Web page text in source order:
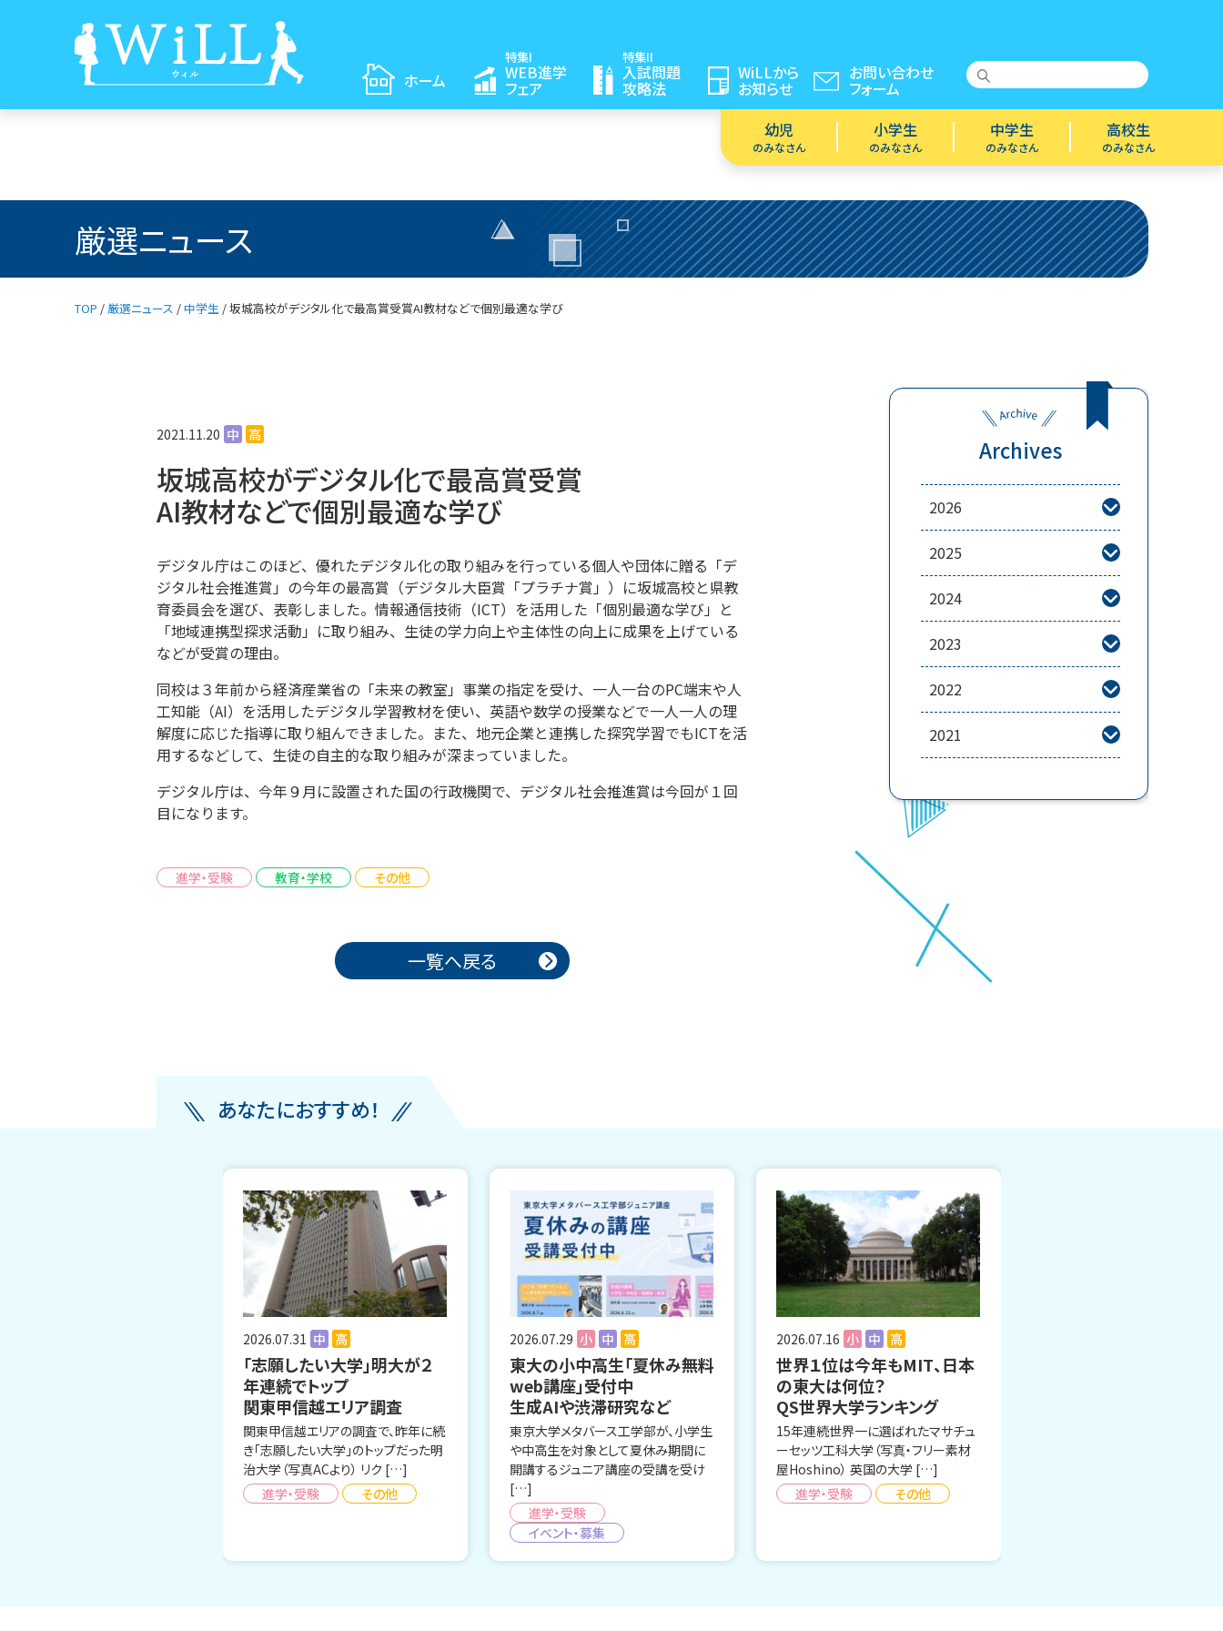
ホーム
幼児
のみなさん
小学生
のみなさん
中学生
のみなさん
高校生
のみなさん
特集I
WEB進学
フェア
特集II
入試問題
攻略法
WiLLから
お知らせ
お問い合わせ
フォーム
厳選ニュース
TOP / 厳選ニュース /中学生 /坂城高校がデジタル化で最高賞受賞AI教材などで個別最適な学び
Archives
2026 
2025 
2024 
2023 
2022 
2021 
2021.11.20 中 高
坂城高校がデジタル化で最高賞受賞
AI教材などで個別最適な学び
デジタル庁はこのほど、優れたデジタル化の取り組みを行っている個人や団体に贈る「デ
ジタル社会推進賞」の今年の最高賞（デジタル大臣賞「プラチナ賞」）に坂城高校と県教
育委員会を選び、表彰しました。情報通信技術（ICT）を活用した「個別最適な学び」と
「地域連携型探求活動」に取り組み、生徒の学力向上や主体性の向上に成果を上げている
などが受賞の理由。
同校は３年前から経済産業省の「未来の教室」事業の指定を受け、一人一台のPC端末や人
工知能（AI）を活用したデジタル学習教材を使い、英語や数学の授業などで一人一人の理
解度に応じた指導に取り組んできました。また、地元企業と連携した探究学習でもICTを活
用するなどして、生徒の自主的な取り組みが深まっていました。
デジタル庁は、今年９月に設置された国の行政機関で、デジタル社会推進賞は今回が１回
目になります。
進学・受験 教育・学校 その他
一覧へ戻る
あなたにおすすめ！
2026.07.31 中 高
「志願したい大学」明大が２
年連続でトップ
関東甲信越エリア調査
関東甲信越エリアの調査で、昨年に続
き「志願したい大学」のトップだった明
治大学（写真ACより） リク […]
進学・受験
その他
2026.07.29 小 中 高
東大の小中高生「夏休み無料
web講座」受付中
生成AIや渋滞研究など
東京大学メタバース工学部が、小学生
や中高生を対象として夏休み期間に
開講するジュニア講座の受講を受け
[…]
進学・受験
イベント・募集
2026.07.16 小 中 高
世界１位は今年もMIT、日本
の東大は何位？
QS世界大学ランキング
15年連続世界一に選ばれたマサチュ
ーセッツ工科大学（写真・フリー素材
屋Hoshino） 英国の大学 […]
進学・受験
その他